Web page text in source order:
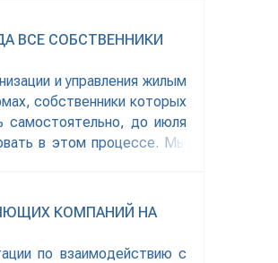
ВСЕ СОБСТВЕННИКИ
и управления жилым
собственники которых
самостоятельно, до июля
в этом процессе. Мы
КОМПАНИЙ НА
по взаимодействию с